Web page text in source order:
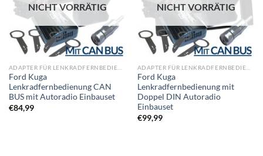
NICHT VORRÄTIG
Ford Kuga
Lenkradfernbedienung CAN
BUS mit Autoradio Einbauset
€84,99
NICHT VORRÄTIG
Ford Kuga
Lenkradfernbedienung mit
Doppel DIN Autoradio
Einbauset
€99,99